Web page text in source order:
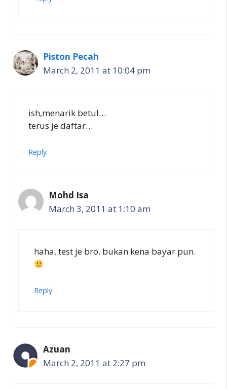
Piston Pecah
March 2, 2011 at 10:04 pm
ish,menarik betul…
terus je daftar…
Reply
Mohd Isa
March 3, 2011 at 1:10 am
haha, test je bro. bukan kena bayar pun.
Reply
Azuan
March 2, 2011 at 2:27 pm